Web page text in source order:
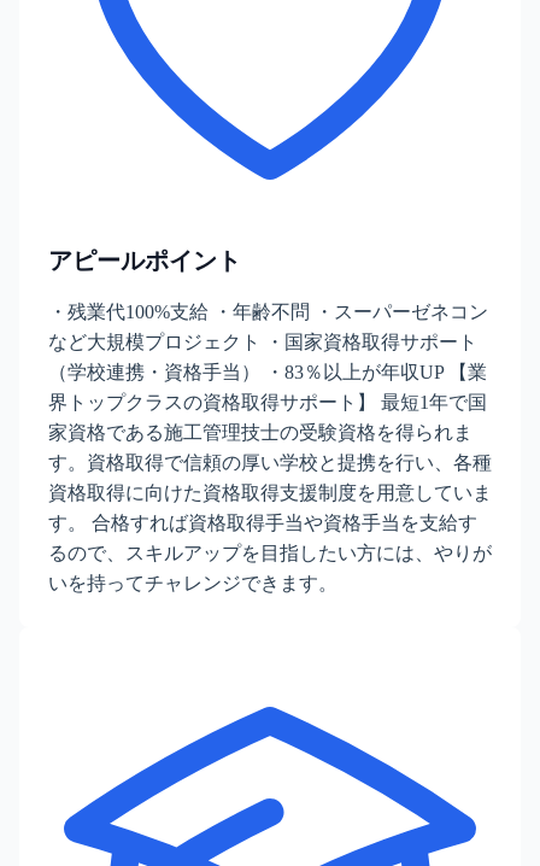
アピールポイント
・残業代100%支給 ・年齢不問 ・スーパーゼネコン
など大規模プロジェクト ・国家資格取得サポート
（学校連携・資格手当） ・83％以上が年収UP 【業
界トップクラスの資格取得サポート】 最短1年で国
家資格である施工管理技士の受験資格を得られま
す。資格取得で信頼の厚い学校と提携を行い、各種
資格取得に向けた資格取得支援制度を用意していま
す。 合格すれば資格取得手当や資格手当を支給す
るので、スキルアップを目指したい方には、やりが
いを持ってチャレンジできます。